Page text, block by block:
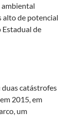
ambiental
alto de potencial
de
duas catástrofes
2015, em
um